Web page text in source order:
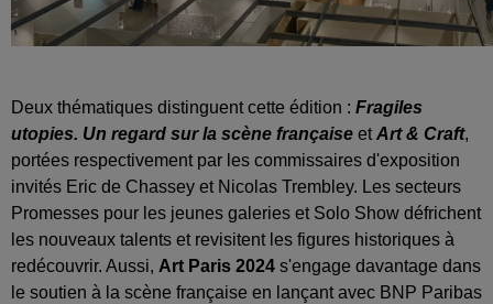
Deux thématiques distinguent cette édition : Fragiles
utopies. Un regard sur la scène française etArt & Craft,
portées respectivement par les commissaires d'exposition
invités Eric de Chassey et Nicolas Trembley. Les secteurs
Promesses pour les jeunes galeries et Solo Show défrichent
les nouveaux talents et revisitent les figures historiques à
redécouvrir. Aussi, Art Paris 2024 s'engage davantage dans
le soutien à la scène française en lançant avec BNP Paribas